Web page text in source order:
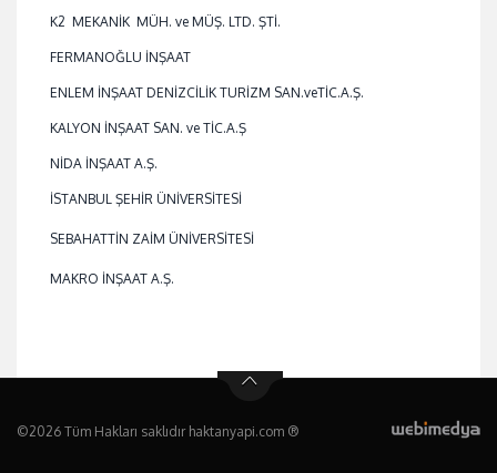
K2 MEKANİK MÜH. ve MÜŞ. LTD. ŞTİ.
FERMANOĞLU İNŞAAT
ENLEM İNŞAAT DENİZCİLİK TURİZM SAN.veTİC.A.Ş.
KALYON İNŞAAT SAN. ve TİC.A.Ş
NİDA İNŞAAT A.Ş.
İSTANBUL ŞEHİR ÜNİVERSİTESİ
SEBAHATTİN ZAİM ÜNİVERSİTESİ
MAKRO İNŞAAT A.Ş.
©2026 Tüm Hakları saklıdır haktanyapi.com ®